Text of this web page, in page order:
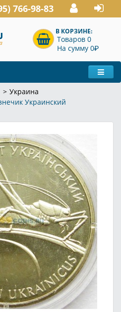
766-98-83
В КОРЗИНЕ:
Товаров 0
На сумму 0P
Украина
Украинский